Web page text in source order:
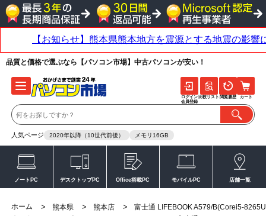
品質と価格で選ぶなら【パソコン市場】中古パソコンが安い！
人気ページ 2020年以降（10世代前後） メモリ16GB
ログイン
会員登録
比較リスト 閲覧履歴 カート
ノートPC デスクトップPC Office搭載PC モバイルPC 店舗一覧
ホーム > 熊本県 > 熊本店 >
富士通 LIFEBOOK A579/B(Corei5-